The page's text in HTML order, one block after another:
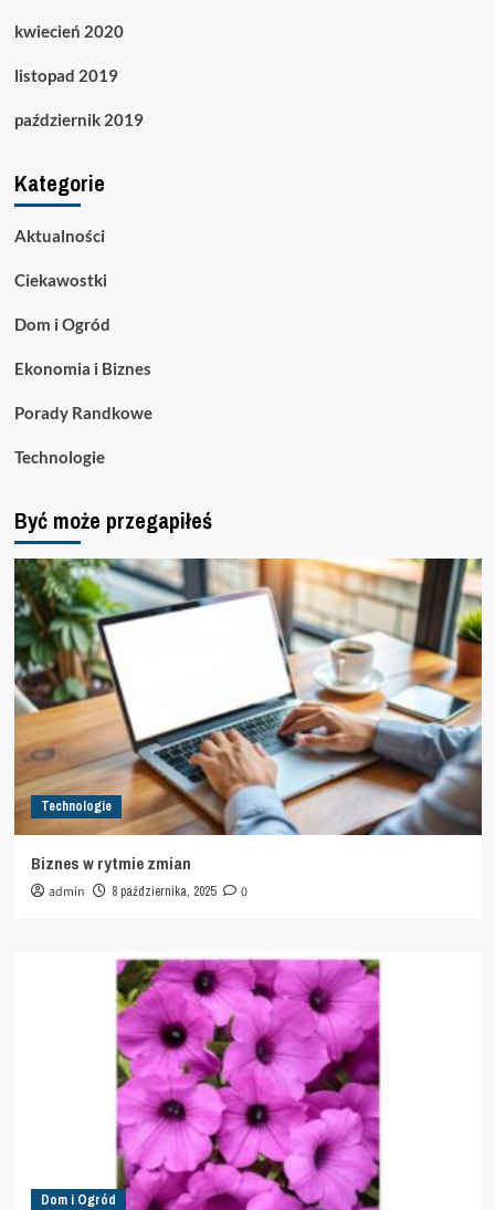
kwiecień 2020
listopad 2019
październik 2019
Kategorie
Aktualności
Ciekawostki
Dom i Ogród
Ekonomia i Biznes
Porady Randkowe
Technologie
Być może przegapiłeś
Technologie
Biznes w rytmie zmian
admin 8 października, 2025 0
Dom i Ogród